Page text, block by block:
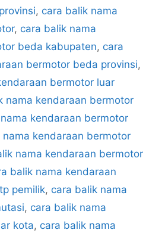
, cara balik nama
, cara balik nama
beda kabupaten, cara
bermotor beda provinsi,
bermotor luar
nama kendaraan bermotor
kendaraan bermotor
nama kendaraan bermotor
nama kendaraan bermotor
balik nama kendaraan
pemilik, cara balik nama
, cara balik nama
kota, cara balik nama